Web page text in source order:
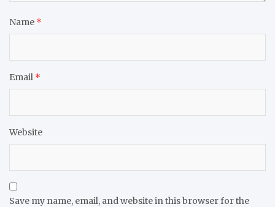
Name *
Email *
Website
Save my name, email, and website in this browser for the